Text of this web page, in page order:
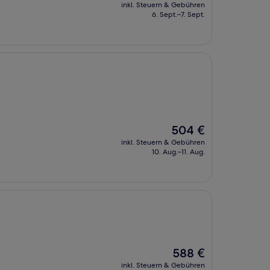
beträgt
inkl. Steuern & Gebühren
6. Sept.–7. Sept.
Der
Preis
beträgt
504 €
inkl. Steuern & Gebühren
10. Aug.–11. Aug.
Der
Preis
588 €
inkl. Steuern & Gebühren